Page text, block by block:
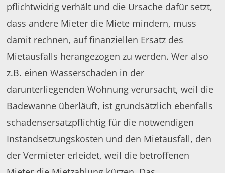
pflichtwidrig verhält und die Ursache dafür setzt,
dass andere Mieter die Miete mindern, muss
damit rechnen, auf finanziellen Ersatz des
Mietausfalls herangezogen zu werden. Wer also
z.B. einen Wasserschaden in der
darunterliegenden Wohnung verursacht, weil die
Badewanne überläuft, ist grundsätzlich ebenfalls
schadensersatzpflichtig für die notwendigen
Instandsetzungskosten und den Mietausfall, den
der Vermieter erleidet, weil die betroffenen